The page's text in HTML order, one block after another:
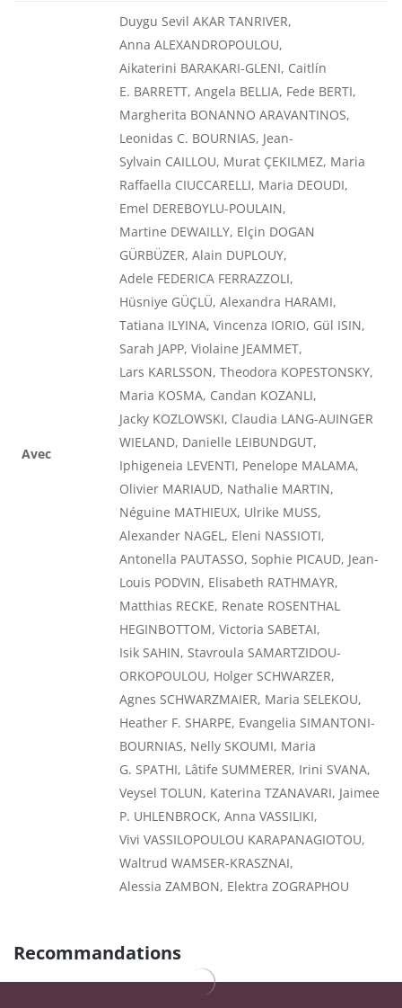
Avec
Duygu Sevil AKAR TANRIVER,
Anna ALEXANDROPOULOU,
Aikaterini BARAKARI-GLENI, Caitlín
E. BARRETT, Angela BELLIA, Fede BERTI,
Margherita BONANNO ARAVANTINOS,
Leonidas C. BOURNIAS, Jean-
Sylvain CAILLOU, Murat ÇEKILMEZ, Maria
Raffaella CIUCCARELLI, Maria DEOUDI,
Emel DEREBOYLU-POULAIN,
Martine DEWAILLY, Elçin DOGAN
GÜRBÜZER, Alain DUPLOUY,
Adele FEDERICA FERRAZZOLI,
Hüsniye GÜÇLÜ, Alexandra HARAMI,
Tatiana ILYINA, Vincenza IORIO, Gül ISIN,
Sarah JAPP, Violaine JEAMMET,
Lars KARLSSON, Theodora KOPESTONSKY,
Maria KOSMA, Candan KOZANLI,
Jacky KOZLOWSKI, Claudia LANG-AUINGER
WIELAND, Danielle LEIBUNDGUT,
Iphigeneia LEVENTI, Penelope MALAMA,
Olivier MARIAUD, Nathalie MARTIN,
Néguine MATHIEUX, Ulrike MUSS,
Alexander NAGEL, Eleni NASSIOTI,
Antonella PAUTASSO, Sophie PICAUD, Jean-
Louis PODVIN, Elisabeth RATHMAYR,
Matthias RECKE, Renate ROSENTHAL
HEGINBOTTOM, Victoria SABETAI,
Isik SAHIN, Stavroula SAMARTZIDOU-
ORKOPOULOU, Holger SCHWARZER,
Agnes SCHWARZMAIER, Maria SELEKOU,
Heather F. SHARPE, Evangelia SIMANTONI-
BOURNIAS, Nelly SKOUMI, Maria
G. SPATHI, Lâtife SUMMERER, Irini SVANA,
Veysel TOLUN, Katerina TZANAVARI, Jaimee
P. UHLENBROCK, Anna VASSILIKI,
Vivi VASSILOPOULOU KARAPANAGIOTOU,
Waltrud WAMSER-KRASZNAI,
Alessia ZAMBON, Elektra ZOGRAPHOU
Recommandations